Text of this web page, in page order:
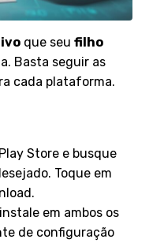
que seu filho
Basta seguir as
cada plataforma.
Store e busque
Toque em
em ambos os
de configuração